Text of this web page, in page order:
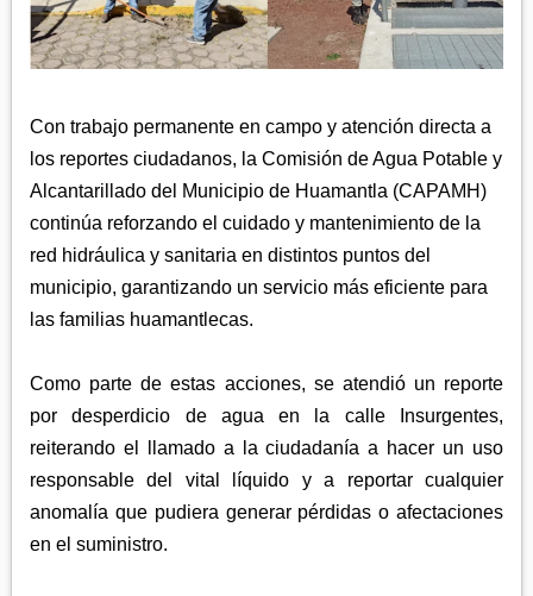
ZITLALTEPEC
TERRENATE
TLAXCO
XALOZTOC
CHIAUTEMPAN
PANOTLA
SAN PABLO DEL MONTE
ZACATELCO
REGIÓN PONIENTE
NANACAMILPA
SANCTÓRUM
Con trabajo permanente en campo y atención directa a
los reportes ciudadanos, la Comisión de Agua Potable y
Alcantarillado del Municipio de Huamantla (CAPAMH)
continúa reforzando el cuidado y mantenimiento de la
red hidráulica y sanitaria en distintos puntos del
municipio, garantizando un servicio más eficiente para
las familias huamantlecas.
Como parte de estas acciones, se atendió un reporte
por desperdicio de agua en la calle Insurgentes,
reiterando el llamado a la ciudadanía a hacer un uso
responsable del vital líquido y a reportar cualquier
anomalía que pudiera generar pérdidas o afectaciones
en el suministro.